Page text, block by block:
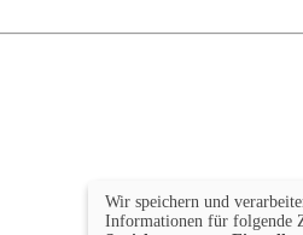
Wir speichern und
Informationen für folgende